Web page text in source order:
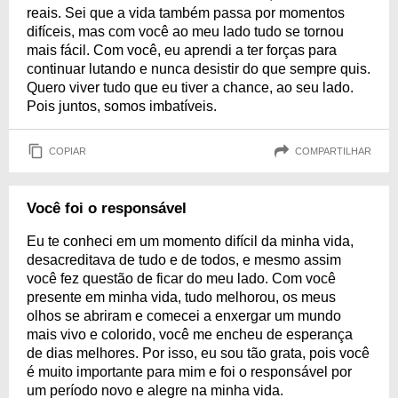
reais. Sei que a vida também passa por momentos
difíceis, mas com você ao meu lado tudo se tornou
mais fácil. Com você, eu aprendi a ter forças para
continuar lutando e nunca desistir do que sempre quis.
Quero viver tudo que eu tiver a chance, ao seu lado.
Pois juntos, somos imbatíveis.
COPIAR COMPARTILHAR
Você foi o responsável
Eu te conheci em um momento difícil da minha vida,
desacreditava de tudo e de todos, e mesmo assim
você fez questão de ficar do meu lado. Com você
presente em minha vida, tudo melhorou, os meus
olhos se abriram e comecei a enxergar um mundo
mais vivo e colorido, você me encheu de esperança
de dias melhores. Por isso, eu sou tão grata, pois você
é muito importante para mim e foi o responsável por
um período novo e alegre na minha vida.